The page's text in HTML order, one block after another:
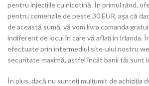
pentru injecțiile cu nicotină. În primul rând,
pentru comenzile de peste 30 EUR, așa că
de această sumă, vă vom livra comanda
indiferent de locul în care vă aflați în Irlanda.
efectuate prin intermediul site-ului nostru
securitate maximă, astfel încât banii tăi sunt
În plus, dacă nu sunteți mulțumit de achiziția